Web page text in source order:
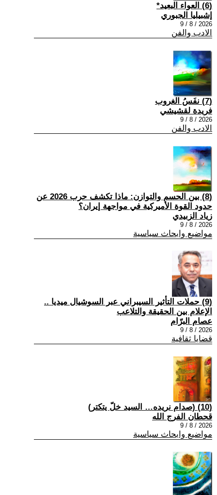
(6) العواء البعيد*
إشبيليا الجبوري
2026 / 8 / 9
الادب والفن
(7) نفَسُ الغروب
فريدة لقشيشي
2026 / 8 / 9
الادب والفن
(8) بين الحسم والتوازن: ماذا تكشف حرب 2026 عن
حدود القوة الأميركية في مواجهة إيران؟
زياد الزبيدي
2026 / 8 / 9
مواضيع وابحاث سياسية
(9) حملات التأثير السيبراني عبر السوشيال ميديا ..
الإعلام بين الحقيقة والتلاعب
عصام البرّام
2026 / 8 / 9
قضايا ثقافية
(10) (صدام نريده… السيد خلّ يتكتر)
قحطان الفرج الله
2026 / 8 / 9
مواضيع وابحاث سياسية